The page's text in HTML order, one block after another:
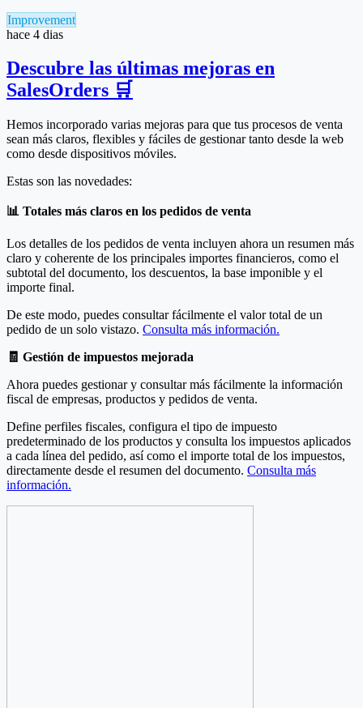
Improvement
hace 4 dias
Descubre las últimas mejoras en
SalesOrders 🛒
Hemos incorporado varias mejoras para que tus procesos de venta
sean más claros, flexibles y fáciles de gestionar tanto desde la web
como desde dispositivos móviles.
Estas son las novedades:
📊 Totales más claros en los pedidos de venta
Los detalles de los pedidos de venta incluyen ahora un resumen más
claro y coherente de los principales importes financieros, como el
subtotal del documento, los descuentos, la base imponible y el
importe final.
De este modo, puedes consultar fácilmente el valor total de un
pedido de un solo vistazo. Consulta más información.
🧾 Gestión de impuestos mejorada
Ahora puedes gestionar y consultar más fácilmente la información
fiscal de empresas, productos y pedidos de venta.
Define perfiles fiscales, configura el tipo de impuesto
predeterminado de los productos y consulta los impuestos aplicados
a cada línea del pedido, así como el importe total de los impuestos,
directamente desde el resumen del documento. Consulta más
información.